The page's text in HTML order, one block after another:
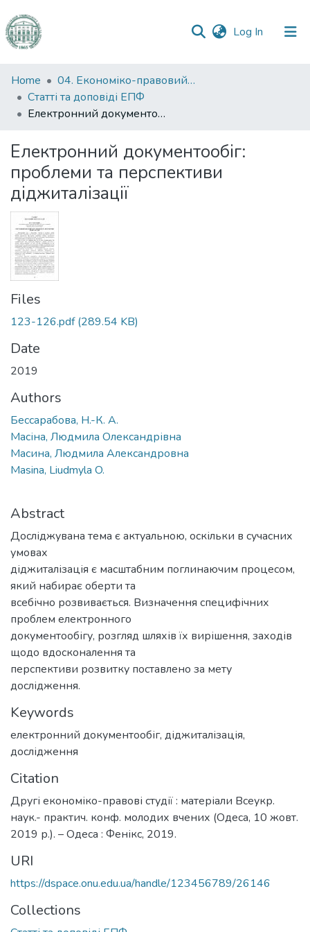
Log In (current)
Communities
&
Collections
Statistics
Home
04. Економіко-правовий факультет
Статті та доповіді ЕПФ
Електронний документообіг: проблеми та перспективи діджиталізації
Електронний документообіг:
проблеми та перспективи
діджиталізації
Files
123-126.pdf(289.54 KB)
Date
2019
Authors
Бессарабова, Н.-К. А.
Масіна, Людмила Олександрівна
Масина, Людмила Александровна
Masina, Liudmyla O.
Abstract
Досліджувана тема є актуальною, оскільки в сучасних
умовах
діджиталізація є масштабним поглинаючим процесом,
який набирає оберти та
всебічно розвивається. Визначення специфічних
проблем електронного
документообігу, розгляд шляхів їх вирішення, заходів
щодо вдосконалення та
перспективи розвитку поставлено за мету
дослідження.
Keywords
електронний документообіг, діджиталізація,
дослідження
Citation
Другі економіко-правові студії : матеріали Всеукр.
наук.- практич. конф. молодих вчених (Одеса, 10 жовт.
2019 р.). – Одеса : Фенікс, 2019.
URI
https://dspace.onu.edu.ua/handle/123456789/26146
Collections